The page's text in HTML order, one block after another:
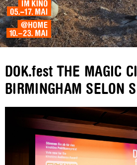
DOK.fest THE MAGIC
BIRMINGHAM SELON